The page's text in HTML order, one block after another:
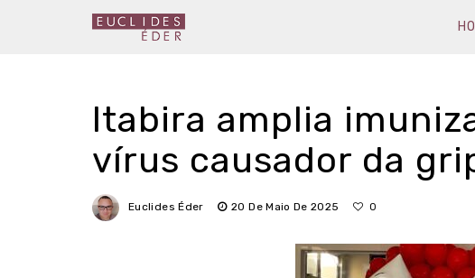
Itabira amplia
vírus causador da
Euclides Éder 20 De Maio De 2025 0